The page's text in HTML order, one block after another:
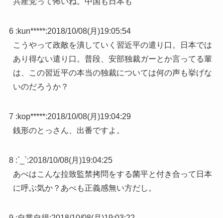
6 :kun*****:2018/10/08(月)19:05:54
こうやって政敵を潰していく習近平の遣り口。日本では
あり得ない遣り口。普段、安部独裁ガーとか言ってる輩
は、この習近平の本当の独裁については何の声も挙げな
いのだろうか？
7 :kop*****:2018/10/08(月)19:04:29
銭形のとっさん、出番ですよ。
8 :`_`:2018/10/08(月)19:04:25
あべはこんな拉致監禁拷問をする菌平と付き合って日本
に呼ぶ気か？あべも正義感無い方だし。